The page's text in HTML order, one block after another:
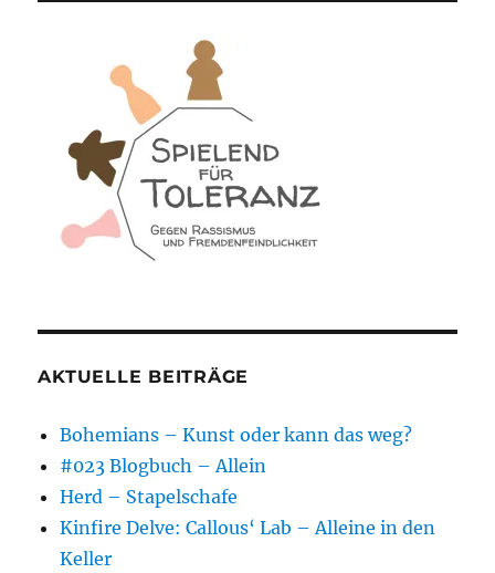
AKTUELLE BEITRÄGE
Bohemians – Kunst oder kann das weg?
#023 Blogbuch – Allein
Herd – Stapelschafe
Kinfire Delve: Callous‘ Lab – Alleine in den
Keller